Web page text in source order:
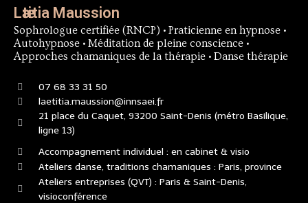
Lӕtitia Maussion
Sophrologue certifiée (RNCP) • Praticienne en hypnose •
Autohypnose • Méditation de pleine conscience •
Approches chamaniques de la thérapie • Danse thérapie
07 68 33 31 50
laetitia.maussion@innsaei.fr
21 place du Caquet, 93200 Saint-Denis (métro Basilique,
ligne 13)
Accompagnement individuel : en cabinet & visio
Ateliers danse, traditions chamaniques : Paris, province
Ateliers entreprises (QVT) : Paris & Saint-Denis,
visioconférence